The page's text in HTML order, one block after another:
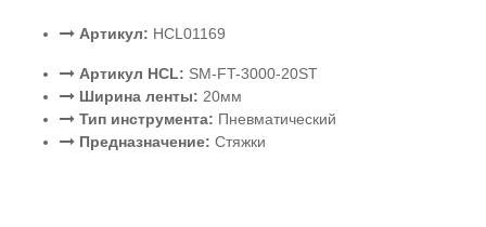
Артикул: HCL01169
Артикул HCL: SM-FT-3000-20ST
Ширина ленты: 20мм
Тип инструмента: Пневматический
Предназначение: Стяжки